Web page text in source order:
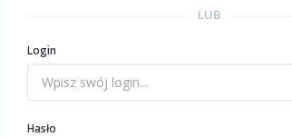
LUB
Login
Hasło